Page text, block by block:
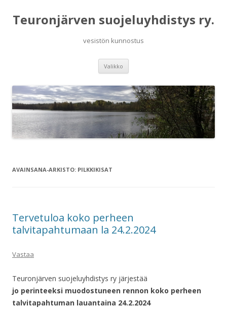
Teuronjärven suojeluyhdistys ry.
vesistön kunnostus
Valikko
AVAINSANA-ARKISTO: PILKKIKISAT
Tervetuloa koko perheen
talvitapahtumaan la 24.2.2024
Vastaa
Teuronjärven suojeluyhdistys ry järjestää
jo perinteeksi muodostuneen rennon koko perheen
talvitapahtuman lauantaina 24.2.2024